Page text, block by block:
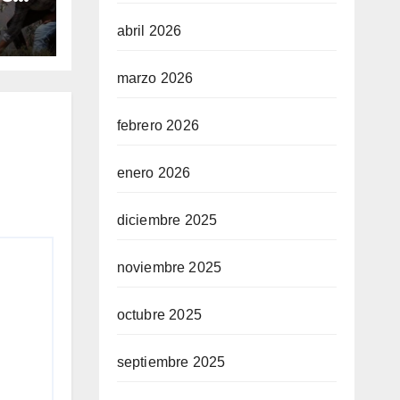
abril 2026
marzo 2026
febrero 2026
enero 2026
diciembre 2025
noviembre 2025
octubre 2025
septiembre 2025